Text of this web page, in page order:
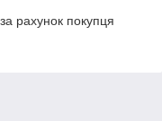
рахунок покупця